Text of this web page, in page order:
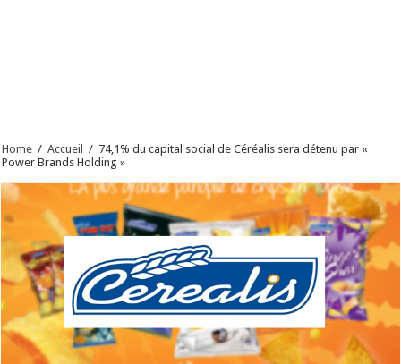
Home / Accueil / 74,1% du capital social de Céréalis sera détenu par «
Power Brands Holding »